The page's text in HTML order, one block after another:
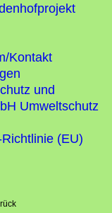
Kontakt
und
Umweltschutz
(EU)